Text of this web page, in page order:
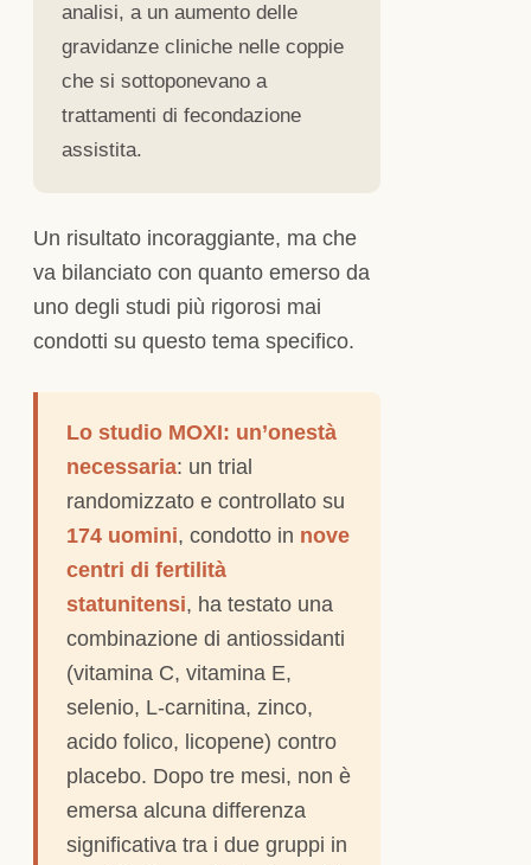
analisi, a un aumento delle
gravidanze cliniche nelle coppie
che si sottoponevano a
trattamenti di fecondazione
assistita.
Un risultato incoraggiante, ma che
va bilanciato con quanto emerso da
uno degli studi più rigorosi mai
condotti su questo tema specifico.
Lo studio MOXI: un’onestà
necessaria: un trial
randomizzato e controllato su
174 uomini, condotto in nove
centri di fertilità
statunitensi, ha testato una
combinazione di antiossidanti
(vitamina C, vitamina E,
selenio, L-carnitina, zinco,
acido folico, licopene) contro
placebo. Dopo tre mesi, non è
emersa alcuna differenza
significativa tra i due gruppi in